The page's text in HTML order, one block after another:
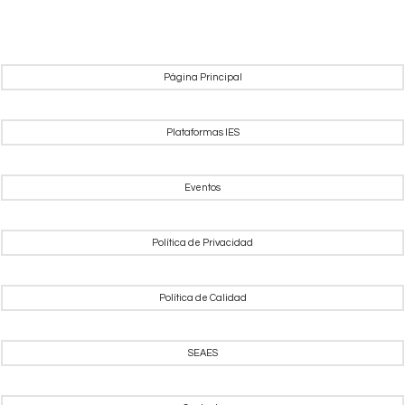
Página Principal
Plataformas IES
Eventos
Política de Privacidad
Política de Calidad
SEAES